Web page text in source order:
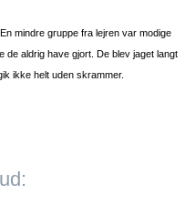
mindre gruppe fra lejren var modige
de aldrig have gjort. De blev jaget langt
ikke helt uden skrammer.